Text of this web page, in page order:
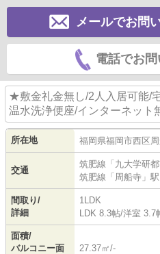
メールでお問
電話でお
★敷金礼金無し/2人入居可能/
温水洗浄便座/インターネット
所在地 福岡県福岡市西区
交通
筑肥線 「 九大学研
筑肥線 「 周船寺 」
間取り/
詳細
1LDK
LDK 8.3帖/洋室 3.7
面積/
バルコニー面
27.37㎡/-